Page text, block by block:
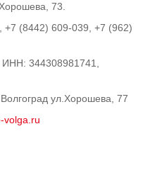
73.
(8442) 609-039, +7 (962)
344308981741,
ул.Хорошева, 77
volga.ru